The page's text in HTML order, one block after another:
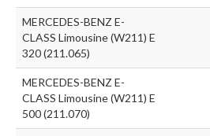
MERCEDES-BENZ E-
CLASS Limousine (W211) E
320 (211.065)
MERCEDES-BENZ E-
CLASS Limousine (W211) E
500 (211.070)